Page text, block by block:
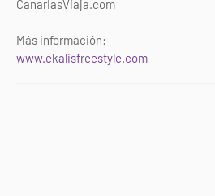
CanariasViaja.com
Más información:
www.ekalisfreestyle.com